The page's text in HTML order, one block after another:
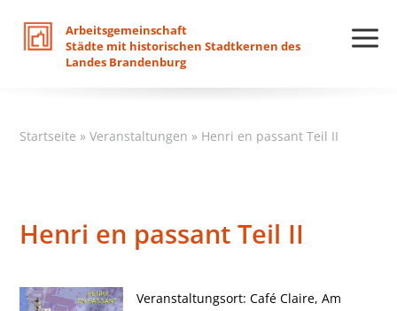
Arbeitsgemeinschaft
Städte mit historischen Stadtkernen des
Landes Brandenburg
Startseite »Veranstaltungen » Henri en passant Teil II
Henri en passant Teil II
Veranstaltungsort: Café Claire, Am